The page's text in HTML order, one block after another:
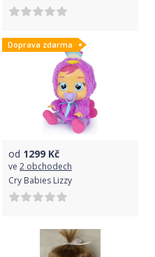
Doprava zdarma
od 1299 Kč
ve 2 obchodech
Cry Babies Lizzy